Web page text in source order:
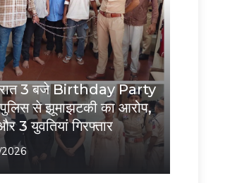
रात 3 बजे Birthday Party
पुलिस से झूमाझटकी का आरोप,
3 युवतियां गिरफ्तार